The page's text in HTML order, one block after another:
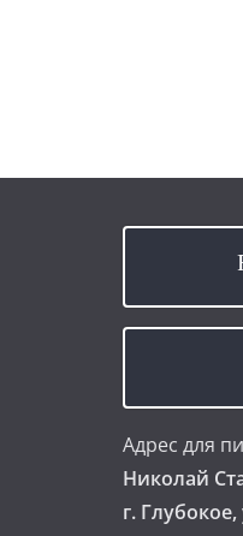
Адрес для
Николай
г.